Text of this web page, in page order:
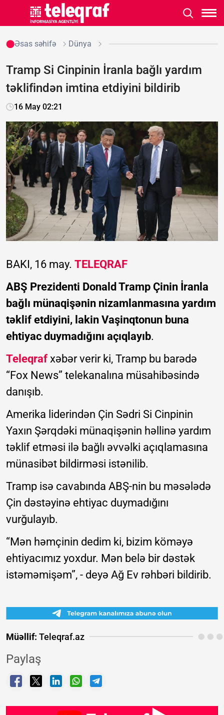
Əsas səhifə Dünya
Tramp Si Cinpinin İranla bağlı yardım
təklifindən imtina etdiyini bildirib
16 May 02:21
BAKI, 16 may. TELEQRAF
ABŞ Prezidenti Donald Tramp Çinin İranla
bağlı münaqişənin nizamlanmasına yardım
təklif etdiyini, lakin Vaşinqtonun buna
ehtiyac duymadığını açıqlayıb.
Teleqraf xəbər verir ki, Tramp bu barədə
“Fox News” telekanalına müsahibəsində
danışıb.
Amerika liderindən Çin Sədri Si Cinpinin
Yaxın Şərqdəki münaqişənin həllinə yardım
təklif etməsi ilə bağlı əvvəlki açıqlamasına
münasibət bildirməsi istənilib.
Tramp isə cavabında ABŞ-nin bu məsələdə
Çin dəstəyinə ehtiyac duymadığını
vurğulayıb.
“Mən həmçinin dedim ki, bizim köməyə
ehtiyacımız yoxdur. Mən belə bir dəstək
istəməmişəm”, - deyə Ağ Ev rəhbəri bildirib.
Müəllif: Teleqraf.az
Paylaş